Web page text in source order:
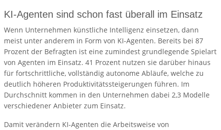
KI-Agenten sind schon fast überall im Einsatz
Wenn Unternehmen künstliche Intelligenz einsetzen, dann
meist unter anderem in Form von KI-Agenten. Bereits bei 87
Prozent der Befragten ist eine zumindest grundlegende Spielart
von Agenten im Einsatz. 41 Prozent nutzen sie darüber hinaus
für fortschrittliche, vollständig autonome Abläufe, welche zu
deutlich höheren Produktivitätssteigerungen führen. Im
Durchschnitt kommen in den Unternehmen dabei 2,3 Modelle
verschiedener Anbieter zum Einsatz.
Damit verändern KI-Agenten die Arbeitsweise von